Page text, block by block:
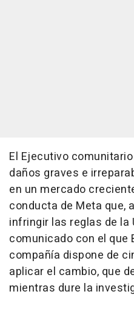
El Ejecutivo
daños graves e
en un mercado
conducta de Meta que,
infringir las reglas de la
comunicado con el que
compañía dispone de
aplicar el cambio, que
mientras dure la